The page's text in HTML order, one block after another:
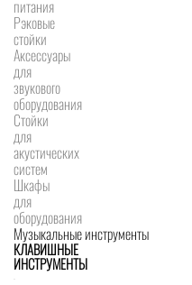
питания
Рэковые
стойки
Аксессуары
для
звукового
оборудования
Стойки
для
акустических
систем
Шкафы
для
оборудования
Музыкальные инструменты
КЛАВИШНЫЕ
ИНСТРУМЕНТЫ